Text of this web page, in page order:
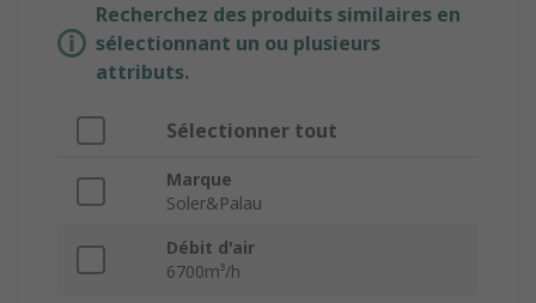
Recherchez des produits similaires en
sélectionnant un ou plusieurs
attributs.
Sélectionner tout
Marque
Soler&Palau
Débit d'air
6700m³/h